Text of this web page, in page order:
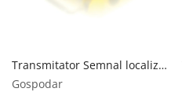
Transmitator Semnal localizator utilitati DA230, 3W (50Hz) - Leica-850275
Gospodar